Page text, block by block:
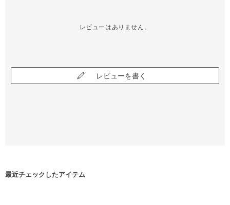
レビューはありません。
レビューを書く
最近チェックしたアイテム